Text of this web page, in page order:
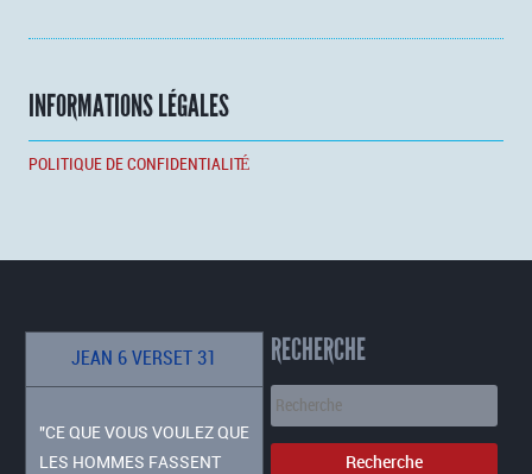
INFORMATIONS LÉGALES
POLITIQUE DE CONFIDENTIALITÉ
JEAN 6 VERSET 31
"CE QUE VOUS VOULEZ QUE
LES HOMMES FASSENT
RECHERCHE